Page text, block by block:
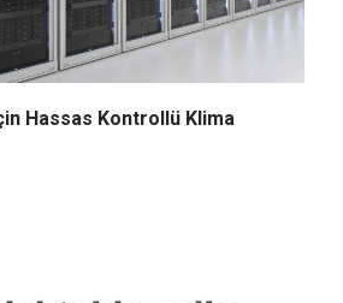
Hassas Kontrollü Klima